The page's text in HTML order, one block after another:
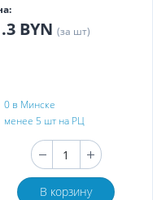
BYN (за шт)
0 в Минске
менее 5 шт на РЦ
В корзину